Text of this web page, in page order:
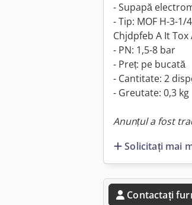
- Supapă
- Tip: MOF H-3-1/4
Chjdpfeb A It Tox
- PN: 1,5-8 bar
- Preț: pe bucată
- Cantitate: 2
- Greutate: 0,3 kg
Anunțul a fost
Solicitați mai
Contactați